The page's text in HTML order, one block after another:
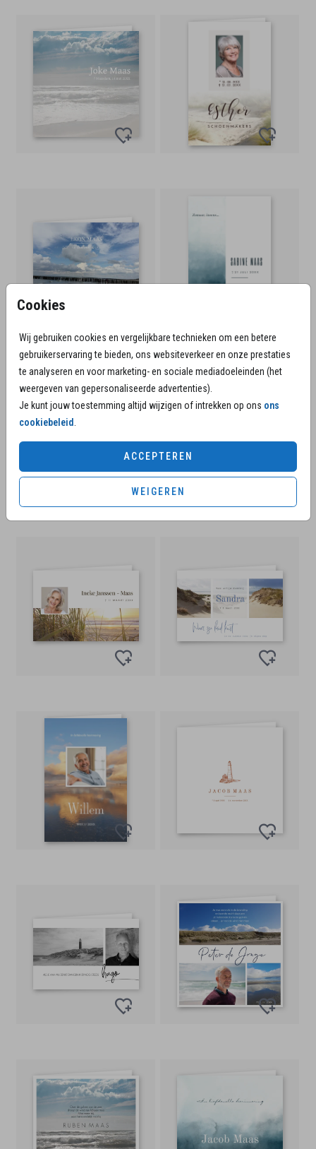
Cookies
Wij gebruiken cookies en vergelijkbare technieken om een betere
gebruikerservaring te bieden, ons websiteverkeer en onze prestaties
te analyseren en voor marketing- en sociale mediadoeleinden (het
weergeven van gepersonaliseerde advertenties).
Je kunt jouw toestemming altijd wijzigen of intrekken op ons ons
cookiebeleid
ACCEPTEREN
WEIGEREN